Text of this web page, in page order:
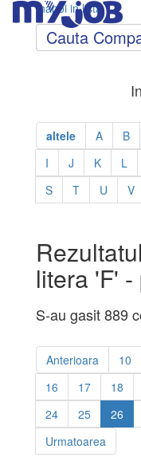
Inapoi in lista
Cauta
altele A B
I
J K L
S
T U V
litera 'F'
S-au gasit 889
Anterioara 10
16
17 18
24
25 26
Urmatoarea